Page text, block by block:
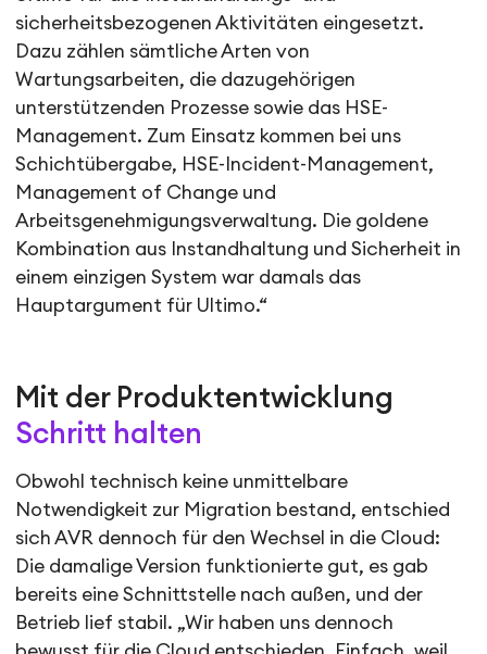
sicherheitsbezogenen Aktivitäten eingesetzt.
Dazu zählen sämtliche Arten von
Wartungsarbeiten, die dazugehörigen
unterstützenden Prozesse sowie das HSE-
Management. Zum Einsatz kommen bei uns
Schichtübergabe, HSE-Incident-Management,
Management of Change und
Arbeitsgenehmigungsverwaltung. Die goldene
Kombination aus Instandhaltung und Sicherheit in
einem einzigen System war damals das
Hauptargument für Ultimo.“
Mit der Produktentwicklung
Schritt halten
Obwohl technisch keine unmittelbare
Notwendigkeit zur Migration bestand, entschied
sich AVR dennoch für den Wechsel in die Cloud:
Die damalige Version funktionierte gut, es gab
bereits eine Schnittstelle nach außen, und der
Betrieb lief stabil. „Wir haben uns dennoch